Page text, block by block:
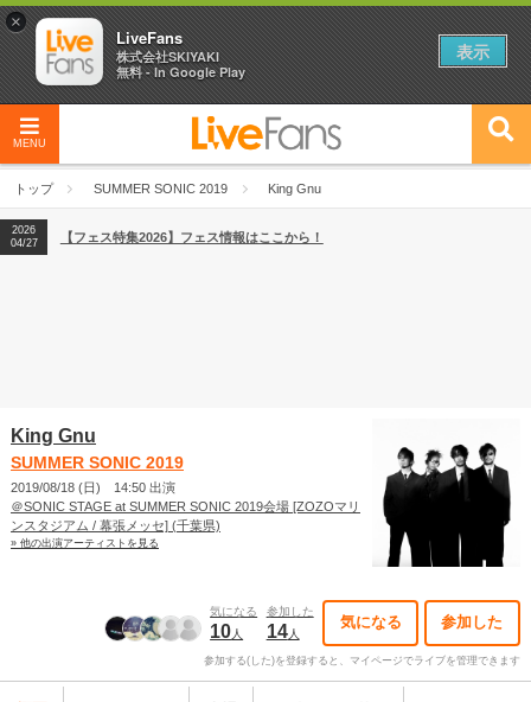
MENU
トップ SUMMER SONIC 2019 King Gnu
2026
04/27
2026
【ライブ動員ランキング】2026年上半期編発表！
2026
04/27
【フェス特集2026】フェス情報はここから！
King Gnu
SUMMER SONIC 2019
2019/08/18 (日) 14:50 出演
＠SONIC STAGE at SUMMER SONIC 2019会場 [ZOZOマリ
ンスタジアム / 幕張メッセ] (千葉県)
» 他の出演アーティストを見る
気になる
10人
参加した
14人
気になる 参加した
参加する(した)を登録すると、マイページでライブを管理できます
×
LiveFans
株式会社SKIYAKI
無料 - In Google Play
表示